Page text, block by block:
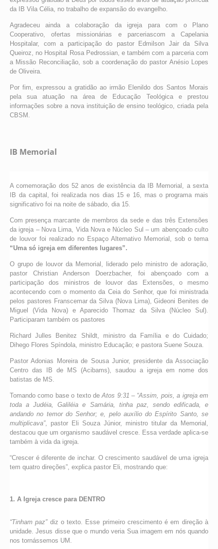
da IB Vila Célia, no trabalho de expansão do evangelho.
Agradeceu ainda a colaboração da igreja para com o Plano
Cooperativo, ofertas missionárias e parceriascom a Capelania
Hospitalar, com a participação do pastor Edmilson Jair da Silva
Queiroz, no Hospital Rosa Pedrossian, e também com a parceria com
a Missão Reconciliação, sob a coordenação do pastor Anésio Lopes
de Oliveira.
Por fim, expressou a gratidão ao irmão Elenildo dos Santos Morais
pela sua atuação na área de Educação Teológica e prestou
informações sobre a nova instituição de ensino teológico, criada pela
CBSM.
IB Memorial
A comemoração dos 52 anos de existência da IB Memorial, a sexta
IB da capital, foi realizada nos dias 15 e 16, mas o programa mais
significativo foi na noite de sábado, dia 15.
Com presença marcante de membros da sede e das três Extensões
da igreja – Nova Lima, Vida Nova e Núcleo Sul – um abençoado culto
de louvor foi realizado no Espaço Alternativo Memorial, sob o tema
“Uma só igreja em diferentes lugares”.
O grupo de louvor da Memorial, liderado pelo ministro de adoração,
pastor Christian Anderson Doerzbacher, foi abençoado com a
participação dos ministros de louvor das Extensões, o mesmo
acontecendo com o momento da Ceia do Senhor, que foi ministrada
pelos pastores Franscemar da Silva (Nova Lima), Gideoni Benites de
Miguel (Vida Nova) e Aparecido Thomaz da Silva (Núcleo Sul).
Participaram também os pastores
Richard Julles Benitez Shildt, ministro da Família e do Cuidado;
Dihego Flores Spíndola, ministro Educação; e pastora Suene Souza.
Pastor Adonias Moreira de Sousa Junior, presidente da Associação
Centro das IB de MS (Acibams), saudou a igreja em nome dos
batistas de MS.
Tomando como base o texto deAtos 9:31 – “Assim, pois, a igreja em
toda a Judéia, Galiléia e Samária, tinha paz, sendo edificada, e
andando no temor do Senhor; e, pelo auxílio do Espírito Santo, se
multiplicava”, pastor Eli Souza Júnior, ministro titular da Memorial,
destacou que um organismo saudável cresce. Essa verdade aplica-se
também à vida da igreja.
“Crescer é diferente de inchar. O crescimento saudável de uma igreja
tem quatro direções”, explica pastor Eli, mostrando que:
1. A Igreja cresce para DENTRO
“Tinham paz”diz o texto. Esse primeiro crescimento é em direção à
unidade. Jesus disse que o mundo veria Sua imagem em nós quando
nos tornássemos UM.